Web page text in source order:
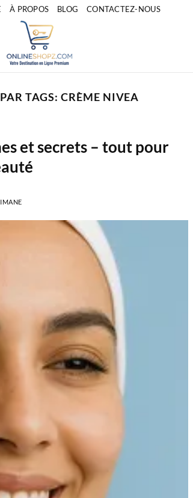
À PROPOS BLOG CONTACTEZ-NOUS
TAGS:CRÈME NIVEA
et secrets – tout pour
IMANE